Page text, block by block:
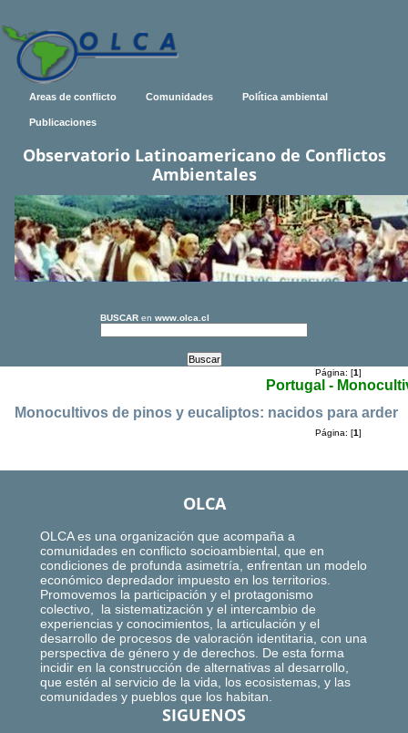
Areas de conflicto Comunidades Política ambiental
Publicaciones
Observatorio Latinoamericano de Conflictos
Ambientales
BUSCAR en www.olca.cl
Página: [1]
Portugal -
Monocultivos de pinos y eucaliptos: nacidos para arder
Página: [1]
OLCA
OLCA es una organización que acompaña a
comunidades en conflicto socioambiental, que en
condiciones de profunda asimetría, enfrentan un modelo
económico depredador impuesto en los territorios.
Promovemos la participación y el protagonismo
colectivo, la sistematización y el intercambio de
experiencias y conocimientos, la articulación y el
desarrollo de procesos de valoración identitaria, con una
perspectiva de género y de derechos. De esta forma
incidir en la construcción de alternativas al desarrollo,
que estén al servicio de la vida, los ecosistemas, y las
comunidades y pueblos que los habitan.
SIGUENOS